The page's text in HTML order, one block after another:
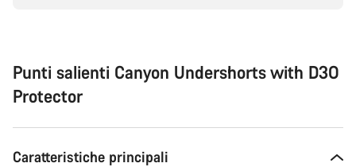
Punti salienti Canyon Undershorts with D3O
Protector
Caratteristiche principali